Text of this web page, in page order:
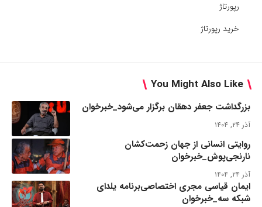
رپورتاژ
خرید رپورتاژ
You Might Also Like
بزرگداشت جعفر دهقان برگزار می‌شود_خبرخوان
آذر ۲۴, ۱۴۰۴
روایتی انسانی از جهان زحمت‌کشان
نارنجی‌پوش_خبرخوان
آذر ۲۴, ۱۴۰۴
ایمان قیاسی مجری اختصاصی‌برنامه یلدای
شبکه سه_خبرخوان